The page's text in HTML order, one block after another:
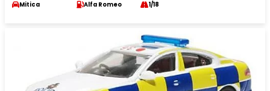
Mitica Alfa Romeo 1/18